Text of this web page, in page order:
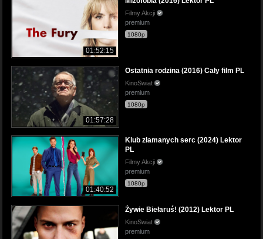
01:52:15
Filmy Akcji
premium
1080p
01:57:28
Ostatnia rodzina (2016) Cały film PL
KinoSwiat
premium
1080p
01:40:52
Klub złamanych serc (2024) Lektor
PL
Filmy Akcji
premium
1080p
Żywie Biełaruś! (2012) Lektor PL
KinoSwiat
premium